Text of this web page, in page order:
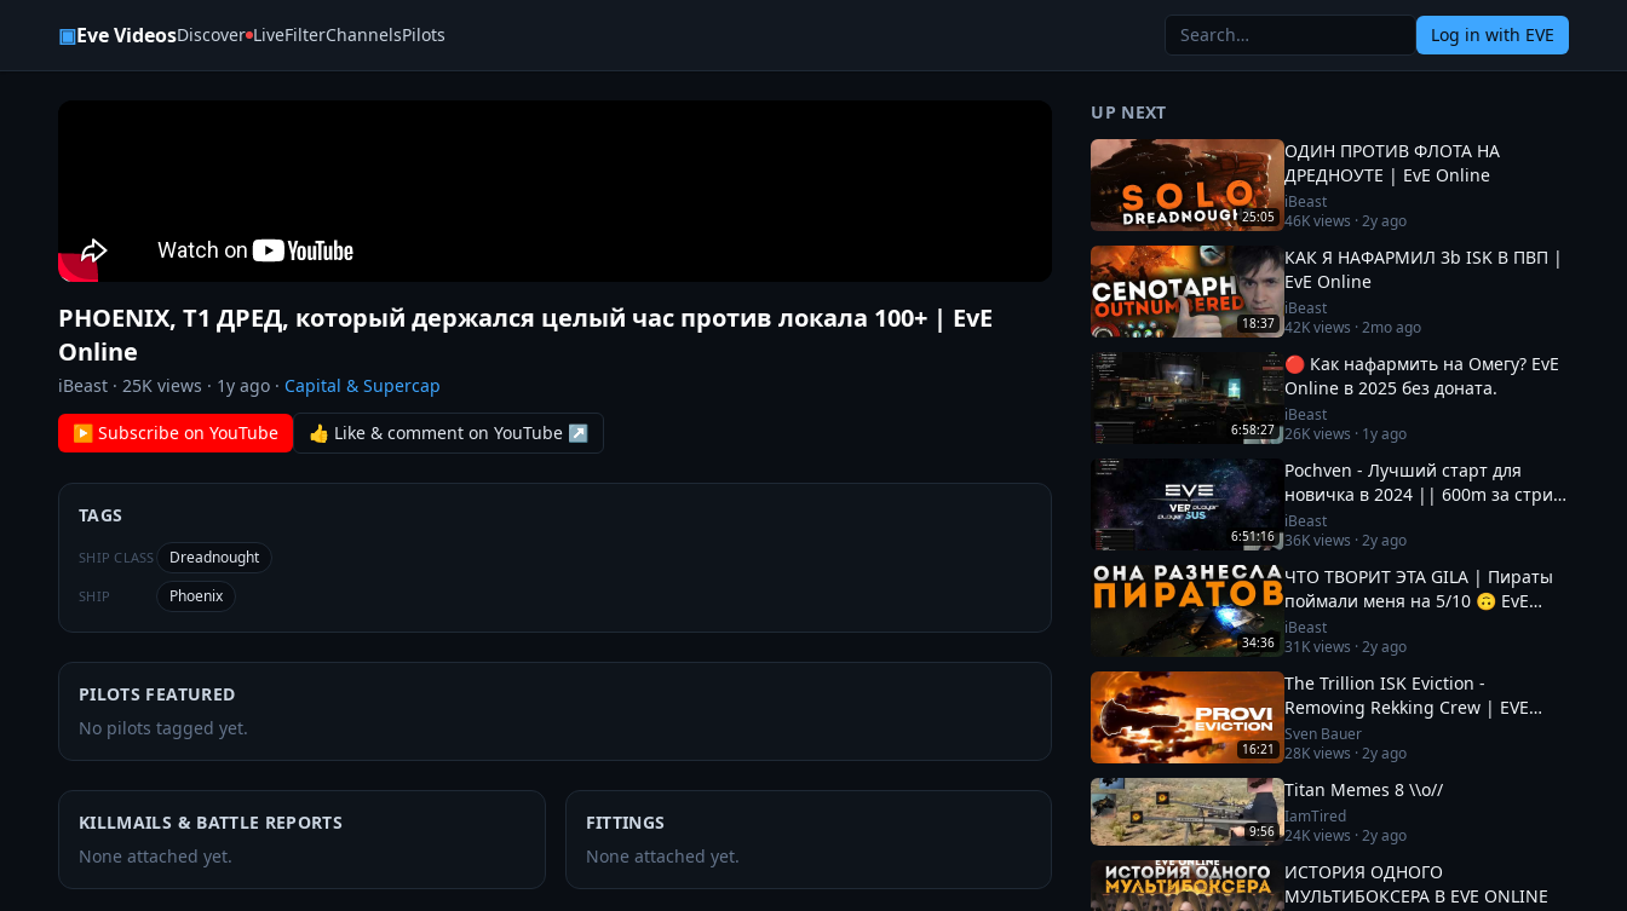
▣Eve VideosDiscover LiveFilterChannelsPilots Log in with EVE
PHOENIX, Т1 ДРЕД, который держался целый час против локала 100+ | EvE
Online
iBeast · 25K views · 1y ago · Capital & Supercap
▶ Subscribe on YouTube 👍 Like & comment on YouTube ↗
TAGS
SHIP CLASS Dreadnought
SHIP Phoenix
PILOTS FEATURED
No pilots tagged yet.
KILLMAILS & BATTLE REPORTS
None attached yet.
FITTINGS
None attached yet.
UP NEXT
25:05
ОДИН ПРОТИВ ФЛОТА НА
ДРЕДНОУТЕ | EvE Online
iBeast
46Kviews ·2y ago
18:37
КАК Я НАФАРМИЛ 3b ISK В ПВП |
EvE Online
iBeast
42Kviews ·2mo ago
6:58:27
🔴 Как нафармить на Омегу? EvE
Online в 2025 без доната.
iBeast
26Kviews · 1y ago
6:51:16
Pochven - Лучший старт для
новичка в 2024 || 600m за стрим
|| Фармим на нубшипе в EvE
Online
iBeast
36Kviews ·2y ago
34:36
ЧТО ТВОРИТ ЭТА GILA | Пираты
поймали меня на 5/10 🙃 EvE
Online
iBeast
31Kviews ·2y ago
16:21
The Trillion ISK Eviction -
Removing Rekking Crew | EVE
Online
Sven Bauer
28Kviews ·2y ago
9:56
Titan Memes 8 \\o//
IamTired
24Kviews ·2y ago
ИСТОРИЯ ОДНОГО
МУЛЬТИБОКСЕРА В EVE ONLINE